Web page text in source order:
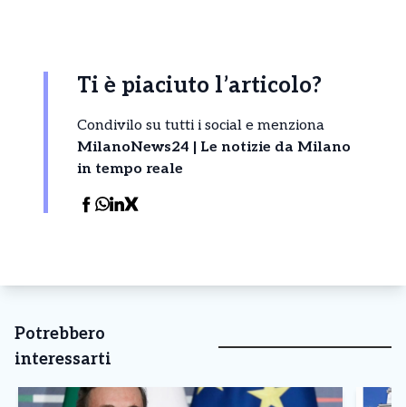
Ti è piaciuto l’articolo?
Condivilo su tutti i social e menziona
MilanoNews24 | Le notizie da Milano
in tempo reale
Potrebbero
interessarti